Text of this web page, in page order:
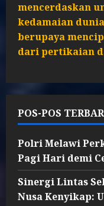
mencerdaskan
kedamaian
berupaya
dari pertikaian
POS-POS
Polri Melawi
Pagi Hari demi
Sinergi Lintas
Nusa Kenyikap: